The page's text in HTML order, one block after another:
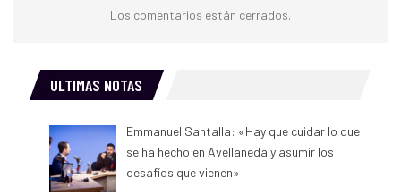
Los comentarios están cerrados.
ULTIMAS NOTAS
Emmanuel Santalla: «Hay que cuidar lo que
se ha hecho en Avellaneda y asumir los
desafíos que vienen»